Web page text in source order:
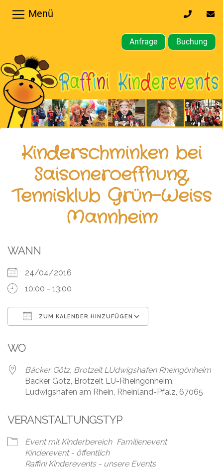
Home
Hochzeiten,
Privatfeier
Firmenfeier
Gewerbliche,
öffentliche
Feste
Über
Fotos,
Events
Videos
Referenzen
Blog
Jobs
Partner/Links
0170
64
610
Menü
Anfrage Buchung
Kinderschminken bei
Saisoneroeffnung,
Tennisklub Grün-Weiss
Mannheim
WANN
24/04/2016
10:00 - 13:00
ZUM KALENDER HINZUFÜGEN
WO
Bäcker Götz, Brotzeit LUdwigshafen Rheingönheim
Bäcker Götz, Brotzeit LU-Rheingönheim,
Ludwigshafen am Rhein, Rheinland-Pfalz, 67065
VERANSTALTUNGSTYP
Event mit Kinderbereich Familienevent
Kinderevent - öffentlich
Raffini Kinderevents - unsere Events